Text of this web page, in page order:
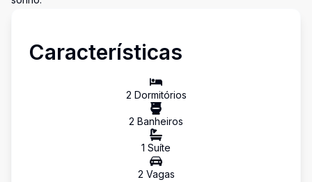
Características
2 Dormitórios
2 Banheiros
1 Suíte
2 Vagas